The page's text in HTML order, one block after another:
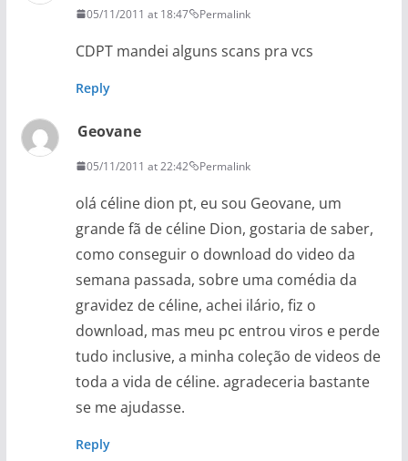
05/11/2011 at 18:47 Permalink
CDPT mandei alguns scans pra vcs
Reply
Geovane
05/11/2011 at 22:42 Permalink
olá céline dion pt, eu sou Geovane, um
grande fã de céline Dion, gostaria de saber,
como conseguir o download do video da
semana passada, sobre uma comédia da
gravidez de céline, achei ilário, fiz o
download, mas meu pc entrou viros e perde
tudo inclusive, a minha coleção de videos de
toda a vida de céline. agradeceria bastante
se me ajudasse.
Reply